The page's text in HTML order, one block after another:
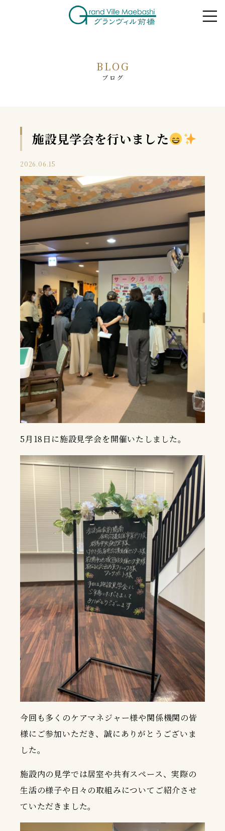
BLOG
ブログ
施設見学会を行いました
2026.06.15
5月18日に施設見学会を開催いたしました。
今回も多くのケアマネジャー様や関係機関の皆
様にご参加いただき、誠にありがとうございま
した。
施設内の見学では居室や共有スペース、実際の
生活の様子や日々の取組みについてご紹介させ
ていただきました。